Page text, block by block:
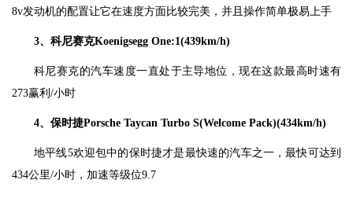
8v发动机的配置让它在速度方面比较完美，并且操作简单极易上手
3、科尼赛克Koenigsegg One:1(439km/h)
科尼赛克的汽车速度一直处于主导地位，现在这款最高时速有
273赢利/小时
4、保时捷Porsche Taycan Turbo S(Welcome Pack)(434km/h)
地平线5欢迎包中的保时捷才是最快速的汽车之一，最快可达到
434公里/小时，加速等级位9.7